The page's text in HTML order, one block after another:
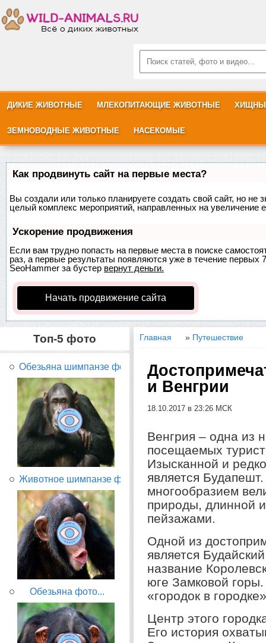
ДИКИЕ ЖИВОТНЫЕ МЛЕКОПИТАЮЩИЕ ЖИВОТНЫЕ
ЗЕМНОВОДНЫЕ ЖИВОТНЫЕ НАСЕКОМЫЕ
Как продвинуть сайт на первые места?
Вы создали или только планируете создать свой сайт, но не
целый комплекс мероприятий, направленных на увеличение
Ускорение продвижения
Если вам трудно попасть на первые места в поиске
раз, а первые результаты появляются уже в течение первых
SeoHammer за бустер вернут деньги.
Начать продвижение сайта
Топ-5 фото
Обезьяна шимпанзе фото...
Животное шимпанзе фото...
Обезьяна фото...
Главная » Путешествие
и Венгрии
18.10.2017 в 23:26 МСК
Венгрия – одна из
посещаемых
Изысканной и
является
многообразием
природы, длинной
пейзажами.
Одной из
является
название
юге Замковой
«городок в
Центр этого
Его история